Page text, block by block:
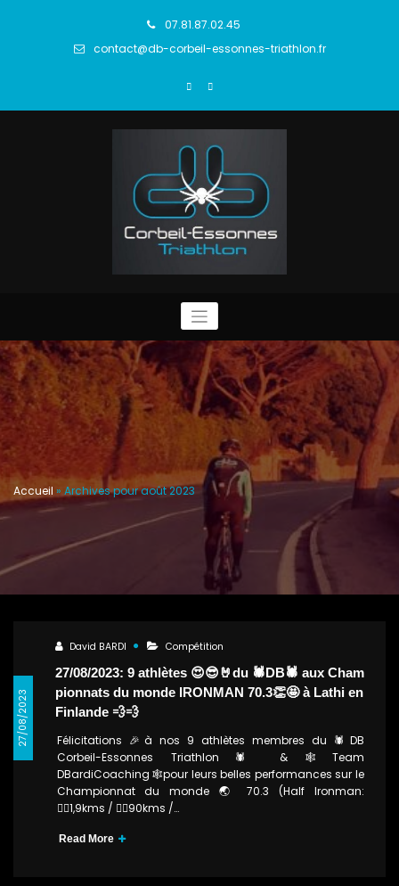
07.81.87.02.45
contact@db-corbeil-essonnes-triathlon.fr
Mois : août 2023
Accueil » Archives pour août 2023
27/08/2023
David BARDI Compétition
27/08/2023: 9 athlètes 😍😎🤘du 🕷DB🕷 aux Cham
pionnats du monde IRONMAN 70.3👏🤩 à Lathi en
Finlande 💨💨
Félicitations 🎉à nos 9 athlètes membres du 🕷DB
Corbeil-Essonnes Triathlon🕷 & 🕸Team
DBardiCoaching 🕸pour leurs belles performances sur le
Championnat du monde 🌏 70.3 (Half Ironman:
🏊‍♀️1,9kms / 🚴‍♀️90kms /…
Read More